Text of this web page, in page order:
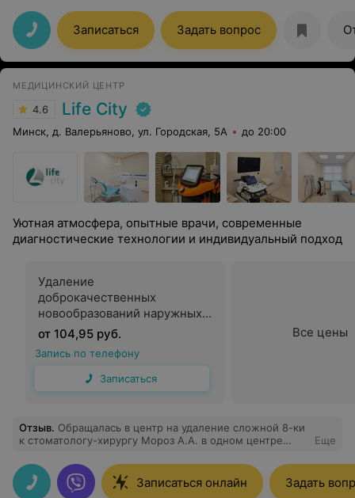
понятно и доступно объяснила и мне, и ребёнку. От
посещения данного специалиста у меня только
положительные эмоции)))
Записаться Задать вопрос
МЕДИЦИНСКИЙ ЦЕНТР
4.6 Life City
Минск, д. Валерьяново, ул. Городская, 5А до 20:00
Уютная атмосфера, опытные врачи, современные
диагностические технологии и индивидуальный подход
Удаление
доброкачественных
новообразований наружных
половых органов - кондилом,
папиллом
от 104,95 руб.
Запись по телефону
Записаться
Все цены
Отзыв. Обращалась в центр на удаление сложной 8-ки
к стоматологу-хирургу Мороз А.А. в одном центре
назвали стоимость 520,00, а здесь удалили быстро и
стоимость составила 260,00 дешевле чем я звонила в
другие центры. спасибо доктору!
Еще
Записаться онлайн Задать